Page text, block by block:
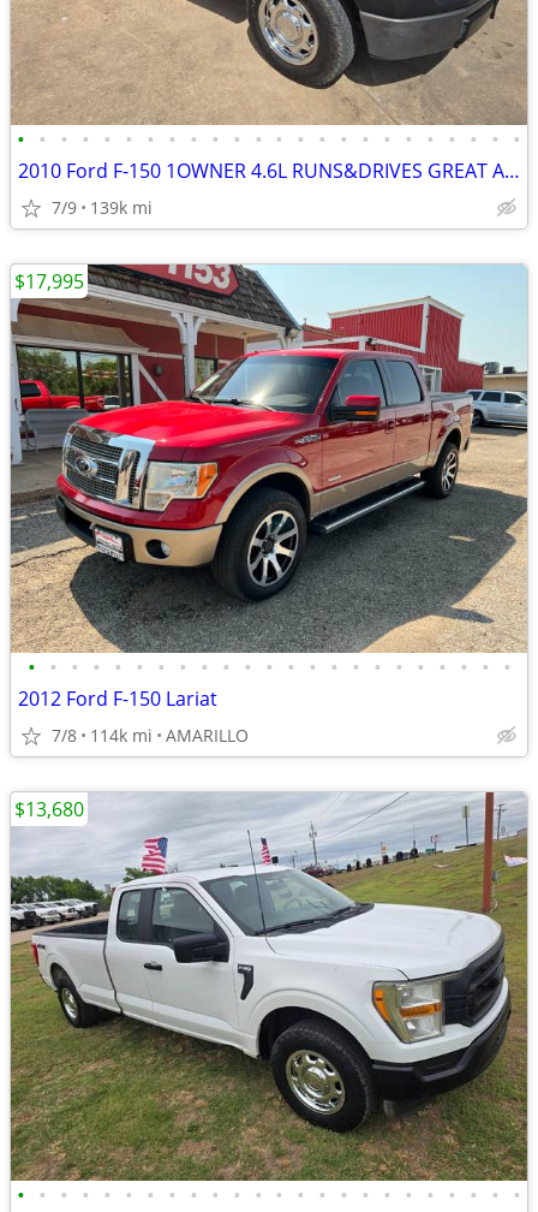
• • • • • • • • • • • • • • • • • • • • • • • •
2010 Ford F-150 1OWNER 4.6L RUNS&DRIVES GREAT A/C COLD BEDLINER
7/9 139k mi
• • • • • • • • • • • • • • • • • • • • • • •
2012 Ford F-150 Lariat
7/8 114k mi AMARILLO
$17,995
• • • • • • • • • • • • • • • • • • • • • • • •
$13,680